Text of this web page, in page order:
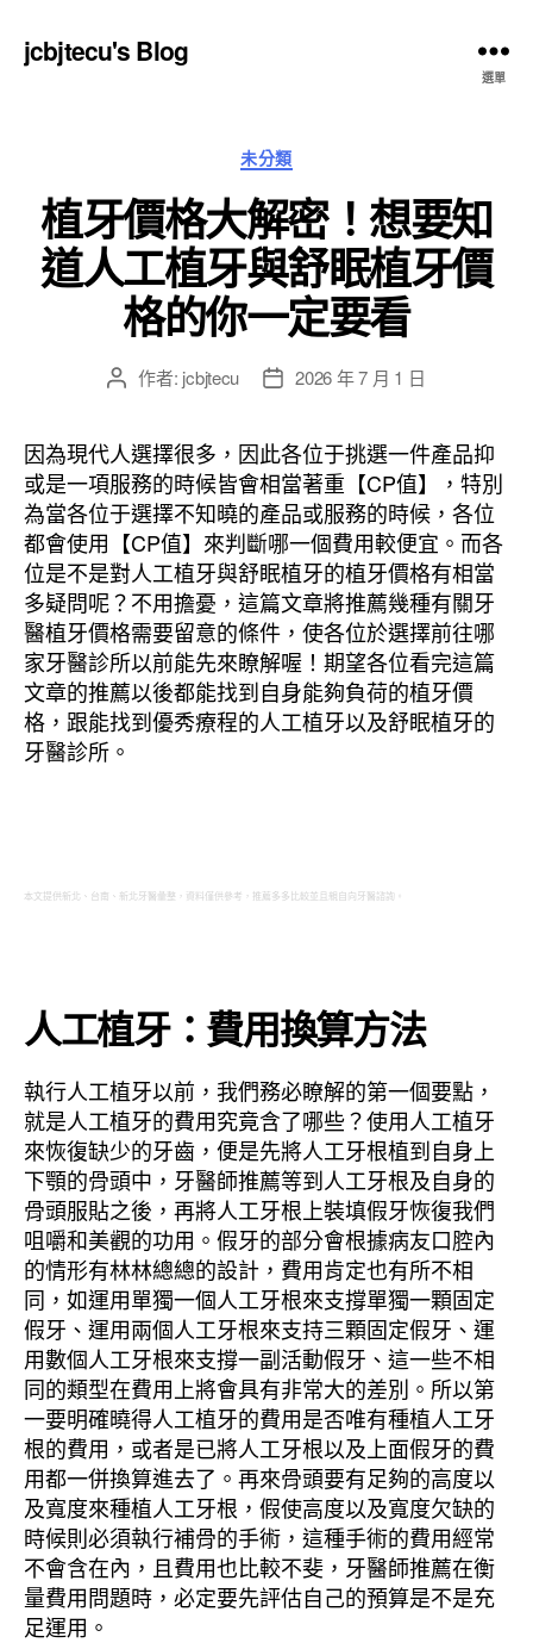
jcbjtecu's Blog
選單
分
類
未分類
植牙價格大解密！想要知
道人工植牙與舒眠植牙價
格的你一定要看
文
者
作者: jcbjtecu
文
佈
日
期
2026 年 7 月 1 日
因為現代人選擇很多，因此各位于挑選一件產品抑
或是一項服務的時候皆會相當著重【CP值】，特別
為當各位于選擇不知曉的產品或服務的時候，各位
都會使用【CP值】來判斷哪一個費用較便宜。而各
位是不是對人工植牙與舒眠植牙的植牙價格有相當
多疑問呢？不用擔憂，這篇文章將推薦幾種有關牙
醫植牙價格需要留意的條件，使各位於選擇前往哪
家牙醫診所以前能先來瞭解喔！期望各位看完這篇
文章的推薦以後都能找到自身能夠負荷的植牙價
格，跟能找到優秀療程的人工植牙以及舒眠植牙的
牙醫診所。
本文提供新北、台南、新北牙醫彙整，資料僅供參考，推薦多多比較並且親自向牙醫諮詢。
人工植牙：費用換算方法
執行人工植牙以前，我們務必瞭解的第一個要點，
就是人工植牙的費用究竟含了哪些？使用人工植牙
來恢復缺少的牙齒，便是先將人工牙根植到自身上
下顎的骨頭中，牙醫師推薦等到人工牙根及自身的
骨頭服貼之後，再將人工牙根上裝填假牙恢復我們
咀嚼和美觀的功用。假牙的部分會根據病友口腔內
的情形有林林總總的設計，費用肯定也有所不相
同，如運用單獨一個人工牙根來支撐單獨一顆固定
假牙、運用兩個人工牙根來支持三顆固定假牙、運
用數個人工牙根來支撐一副活動假牙、這一些不相
同的類型在費用上將會具有非常大的差別。所以第
一要明確曉得人工植牙的費用是否唯有種植人工牙
根的費用，或者是已將人工牙根以及上面假牙的費
用都一併換算進去了。再來骨頭要有足夠的高度以
及寬度來種植人工牙根，假使高度以及寬度欠缺的
時候則必須執行補骨的手術，這種手術的費用經常
不會含在內，且費用也比較不斐，牙醫師推薦在衡
量費用問題時，必定要先評估自己的預算是不是充
足運用。